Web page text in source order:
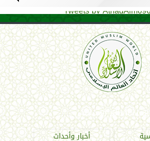
Tweets by
اتحاد العالم الإسلامي
أخبار وأحداث